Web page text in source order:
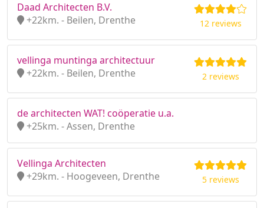
Daad Architecten B.V.
+22km. - Beilen, Drenthe
12 reviews
vellinga muntinga architectuur
+22km. - Beilen, Drenthe
2 reviews
de architecten WAT! coöperatie u.a.
+25km. - Assen, Drenthe
Vellinga Architecten
+29km. - Hoogeveen, Drenthe
5 reviews